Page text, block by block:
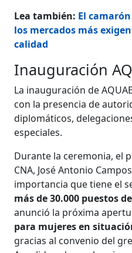
Lea también: El
los mercados más
calidad
Inauguración
La inauguración de
con la presencia de
diplomáticos,
especiales.
Durante la ceremonia, el
CNA, José Antonio
importancia que tiene el
más de 30.000 puestos
anunció la próxima
para mujeres en
gracias al convenio del